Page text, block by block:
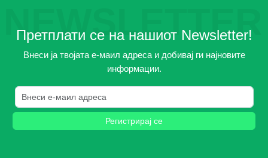
NEWSLETTER
Претплати се на нашиот Newsletter!
Внеси ја твојата е-маил адреса и добивај ги најновите
информации.
Регистрирај се